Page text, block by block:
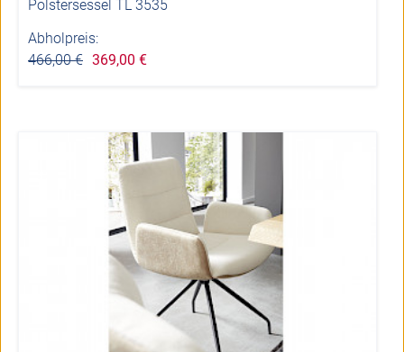
Polstersessel TL 3535
Abholpreis:
466,00 € 369,00 €